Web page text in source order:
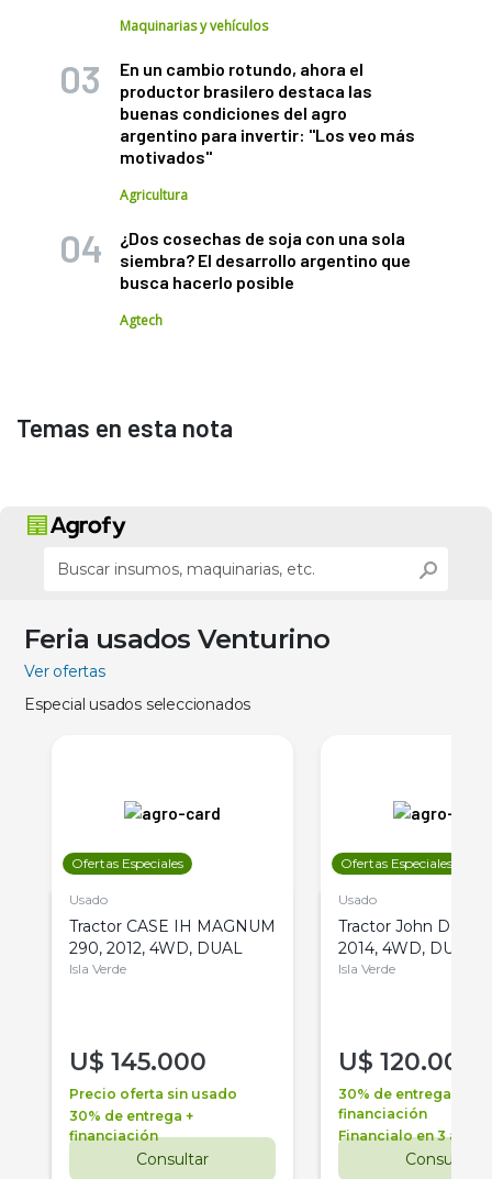
Maquinarias y vehículos
En un cambio rotundo, ahora el
productor brasilero destaca las
buenas condiciones del agro
argentino para invertir: "Los veo más
motivados"
Agricultura
¿Dos cosechas de soja con una sola
siembra? El desarrollo argentino que
busca hacerlo posible
Agtech
Temas en esta nota
Feria usados Venturino
Ver ofertas
Especial usados seleccionados
Ofertas Especiales
Usado
Tractor CASE IH MAGNUM
290, 2012, 4WD, DUAL
Isla Verde
U$ 145.000
Precio oferta sin usado
30% de entrega +
financiación
Consultar
Ofertas Especiales
Usado
Tractor John Deere
2014, 4WD, DUAL
Isla Verde
U$ 120.000
30% de entrega +
financiación
Financialo en 3 años
Consultar